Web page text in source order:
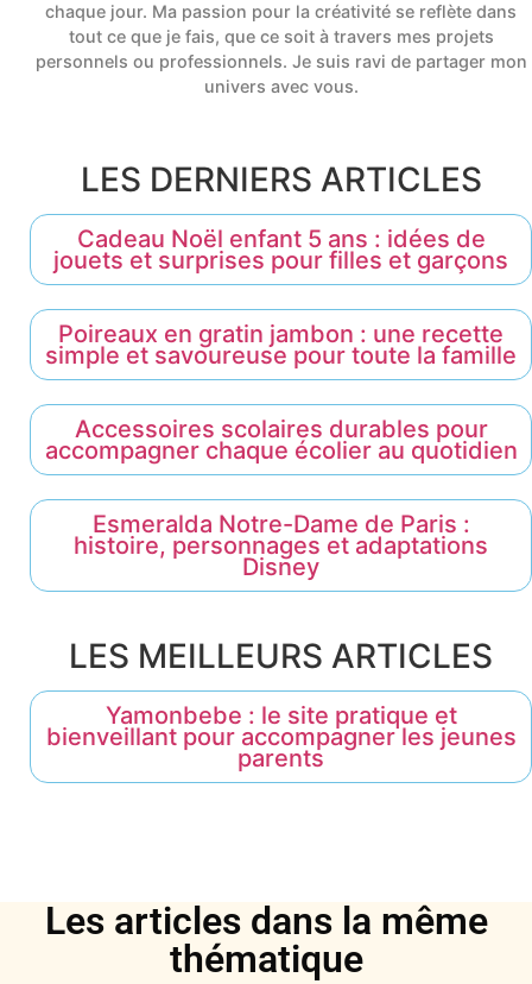
chaque jour. Ma passion pour la créativité se reflète dans
tout ce que je fais, que ce soit à travers mes projets
personnels ou professionnels. Je suis ravi de partager mon
univers avec vous.
LES DERNIERS ARTICLES
Cadeau Noël enfant 5 ans : idées de
jouets et surprises pour filles et garçons
Poireaux en gratin jambon : une recette
simple et savoureuse pour toute la famille
Accessoires scolaires durables pour
accompagner chaque écolier au quotidien
Esmeralda Notre-Dame de Paris :
histoire, personnages et adaptations
Disney
LES MEILLEURS ARTICLES
Yamonbebe : le site pratique et
bienveillant pour accompagner les jeunes
parents
Les articles dans la même
thématique